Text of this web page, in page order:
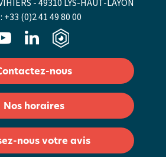
- 49310 LYS-HAUT-LAYON
+33 (0)2 41 49 80 00
nous
Nos horaires
nous votre avis